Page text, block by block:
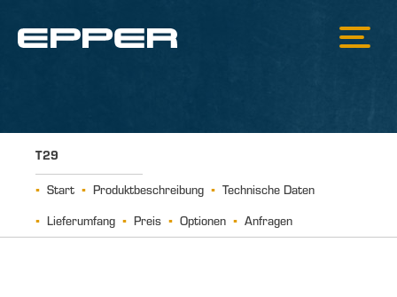
T29
Start Produktbeschreibung
Technische Daten
Lieferumfang
Preis Optionen Anfragen